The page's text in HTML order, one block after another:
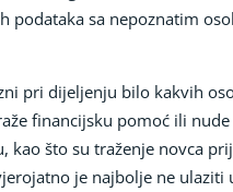
podataka sa nepoznatim
pri dijeljenju bilo kakvih
financijsku pomoć ili
kao što su traženje novca
je najbolje ne